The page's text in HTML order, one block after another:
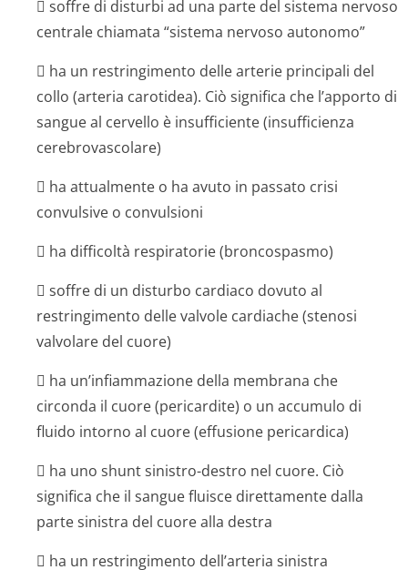
 soffre di disturbi ad una parte del sistema nervoso
centrale chiamata “sistema nervoso autonomo”
 ha un restringimento delle arterie principali del
collo (arteria carotidea). Ciò significa che l’apporto di
sangue al cervello è insufficiente (insufficienza
cerebrovascolare)
 ha attualmente o ha avuto in passato crisi
convulsive o convulsioni
 ha difficoltà respiratorie (broncospasmo)
 soffre di un disturbo cardiaco dovuto al
restringimento delle valvole cardiache (stenosi
valvolare del cuore)
 ha un’infiammazione della membrana che
circonda il cuore (pericardite) o un accumulo di
fluido intorno al cuore (effusione pericardica)
 ha uno shunt sinistro-destro nel cuore. Ciò
significa che il sangue fluisce direttamente dalla
parte sinistra del cuore alla destra
 ha un restringimento dell’arteria sinistra